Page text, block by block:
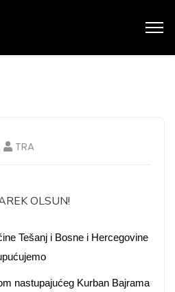
TRA
OLSUN!
Tešanj i Bosne i Hercegovine
nastupajućeg Kurban Bajrama